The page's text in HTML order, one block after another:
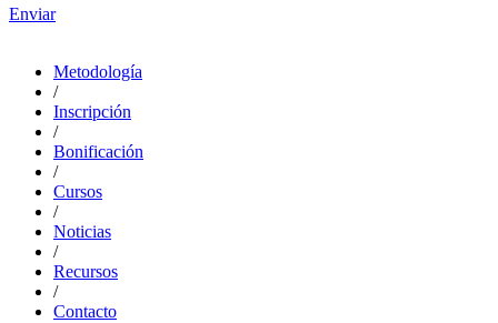
Enviar
Metodología
/
Inscripción
/
Bonificación
/
Cursos
/
Noticias
/
Recursos
/
Contacto